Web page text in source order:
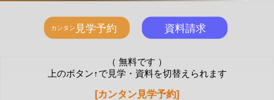
（ 無料です ）
上のボタン↑で見学・資料を切替えられます
[カンタン見学予約]